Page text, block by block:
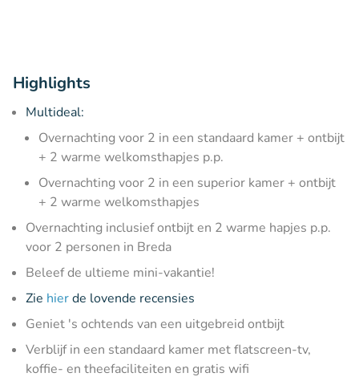
Highlights
Multideal:
Overnachting voor 2 in een standaard kamer + ontbijt
+ 2 warme welkomsthapjes p.p.
Overnachting voor 2 in een superior kamer + ontbijt
+ 2 warme welkomsthapjes
Overnachting inclusief ontbijt en 2 warme hapjes p.p.
voor 2 personen in Breda
Beleef de ultieme mini-vakantie!
Zie hierde lovende recensies
Geniet 's ochtends van een uitgebreid ontbijt
Verblijf in een standaard kamer met flatscreen-tv,
koffie- en theefaciliteiten en gratis wifi